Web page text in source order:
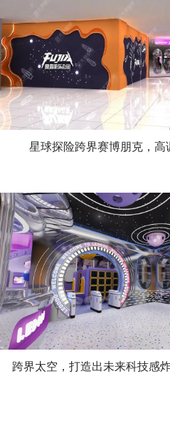
星球探险跨界赛博朋克，高
跨界太空，打造出未来科技感